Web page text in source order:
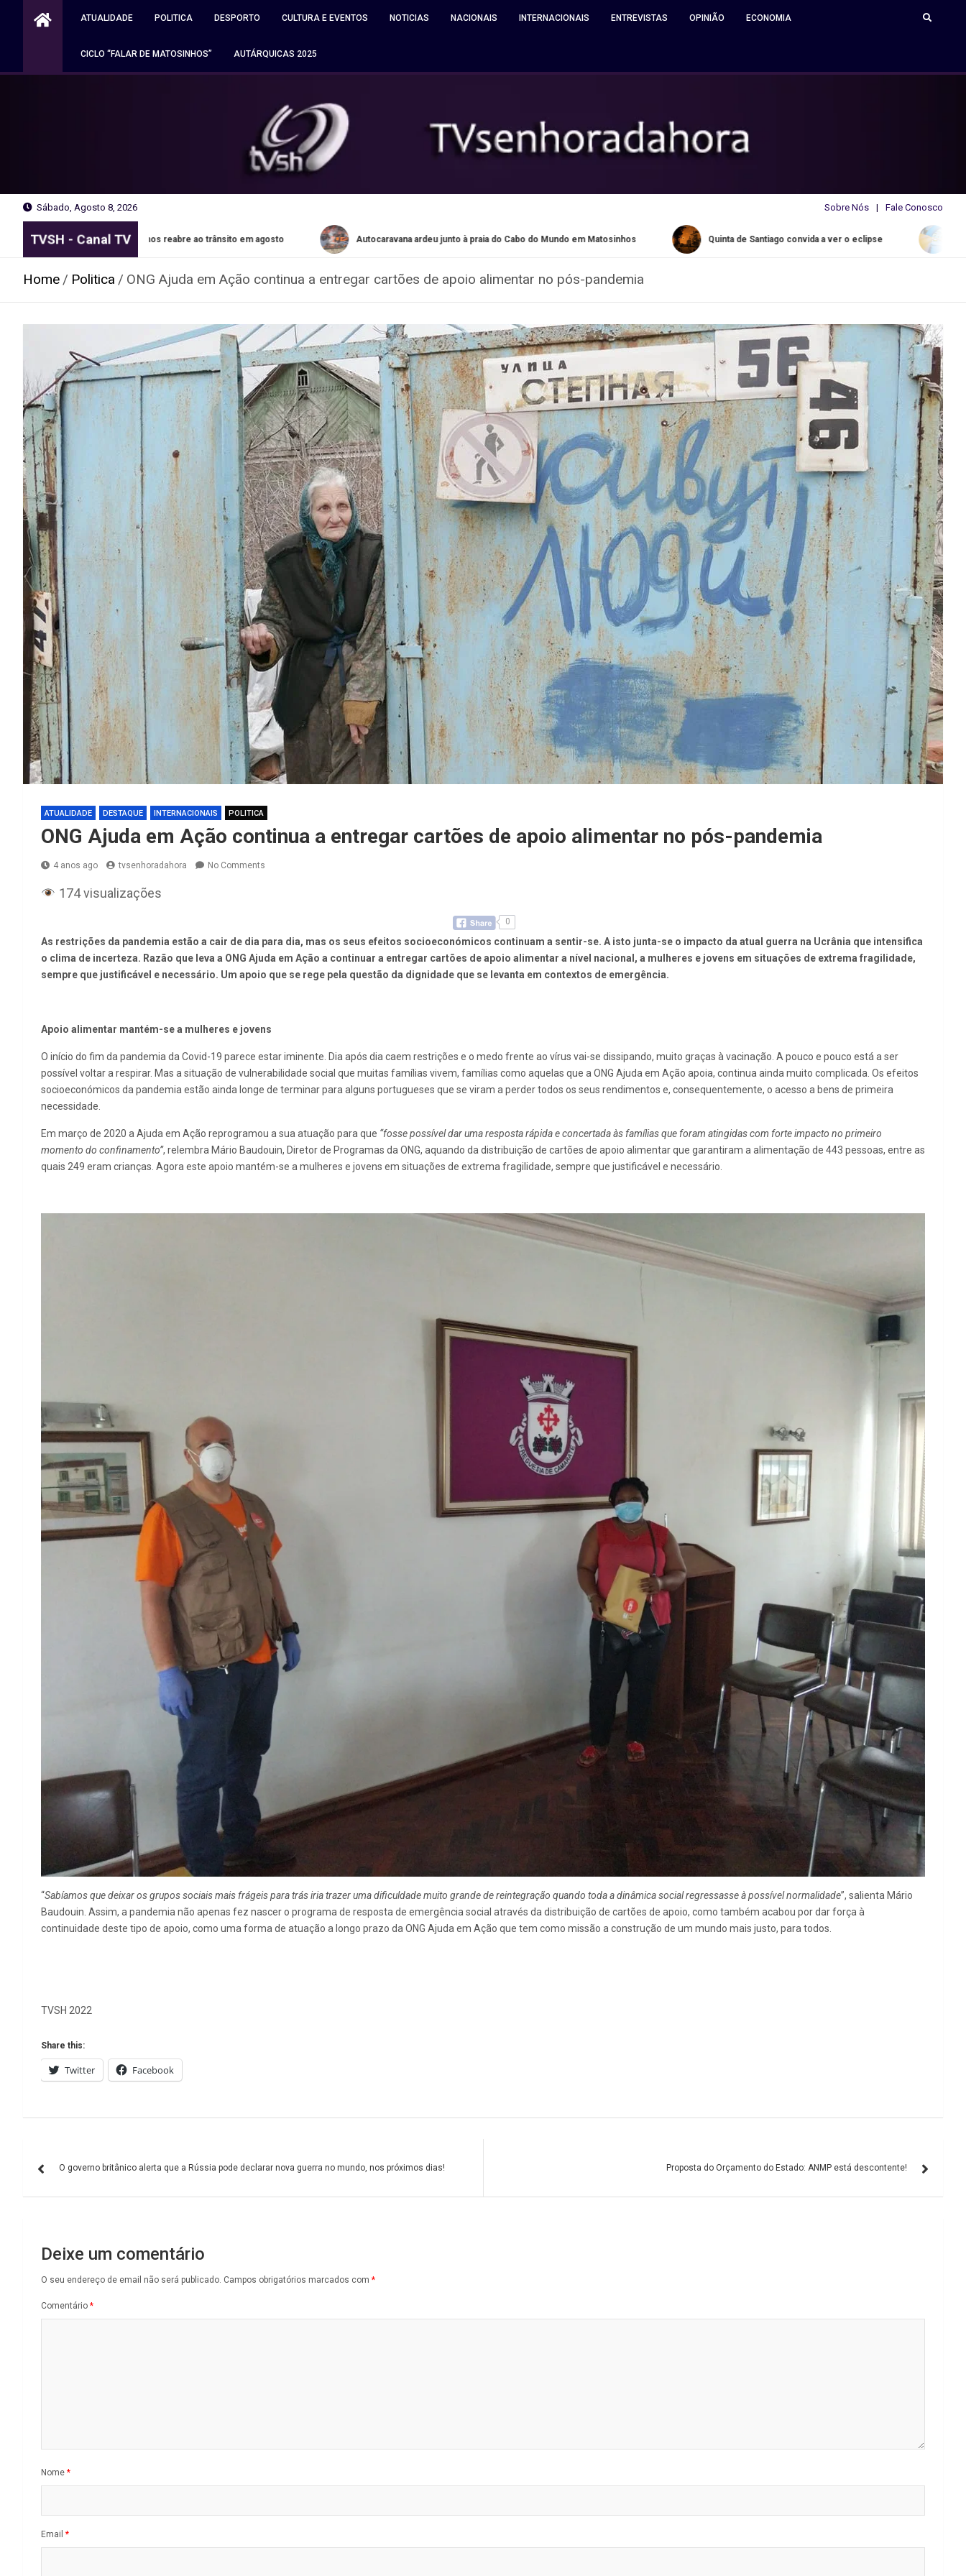
ATUALIDADE POLITICA DESPORTO CULTURA E EVENTOS NOTICIAS NACIONAIS INTERNACIONAIS ENTREVISTAS OPINIÃO ECONOMIA
CICLO “FALAR DE MATOSINHOS” AUTÁRQUICAS 2025
Sábado, Agosto 8, 2026 Sobre Nós Fale Conosco
TVSH - Canal TV
em Matosinhos reabre ao trânsito em agosto Autocaravana ardeu junto à praia do Cabo do Mundo em Matosinhos Quinta de Santiago convida a ver o eclipse Water Slide
Home Politica ONG Ajuda em Ação continua a entregar cartões de apoio alimentar no pós-pandemia
ATUALIDADE DESTAQUE INTERNACIONAIS POLITICA
ONG Ajuda em Ação continua a entregar cartões de apoio alimentar no pós-pandemia
4 anos ago tvsenhoradahora No Comments
174 visualizações
0
As restrições da pandemia estão a cair de dia para dia, mas os seus efeitos socioeconómicos continuam a sentir-se. A isto junta-se o impacto da atual guerra na Ucrânia que intensifica
o clima de incerteza. Razão que leva a ONG Ajuda em Ação a continuar a entregar cartões de apoio alimentar a nível nacional, a mulheres e jovens em situações de extrema fragilidade,
sempre que justificável e necessário. Um apoio que se rege pela questão da dignidade que se levanta em contextos de emergência.
Apoio alimentar mantém-se a mulheres e jovens
O início do fim da pandemia da Covid-19 parece estar iminente. Dia após dia caem restrições e o medo frente ao vírus vai-se dissipando, muito graças à vacinação. A pouco e pouco está a ser
possível voltar a respirar. Mas a situação de vulnerabilidade social que muitas famílias vivem, famílias como aquelas que a ONG Ajuda em Ação apoia, continua ainda muito complicada. Os efeitos
socioeconómicos da pandemia estão ainda longe de terminar para alguns portugueses que se viram a perder todos os seus rendimentos e, consequentemente, o acesso a bens de primeira
necessidade.
Em março de 2020 a Ajuda em Ação reprogramou a sua atuação para que “fosse possível dar uma resposta rápida e concertada às famílias que foram atingidas com forte impacto no primeiro
momento do confinamento”, relembra Mário Baudouin, Diretor de Programas da ONG, aquando da distribuição de cartões de apoio alimentar que garantiram a alimentação de 443 pessoas, entre as
quais 249 eram crianças. Agora este apoio mantém-se a mulheres e jovens em situações de extrema fragilidade, sempre que justificável e necessário.
“Sabíamos que deixar os grupos sociais mais frágeis para trás iria trazer uma dificuldade muito grande de reintegração quando toda a dinâmica social regressasse à possível normalidade”, salienta Mário
Baudouin. Assim, a pandemia não apenas fez nascer o programa de resposta de emergência social através da distribuição de cartões de apoio, como também acabou por dar força à
continuidade deste tipo de apoio, como uma forma de atuação a longo prazo da ONG Ajuda em Ação que tem como missão a construção de um mundo mais justo, para todos.
TVSH 2022
Share this:
Twitter Facebook
de
O governo britânico alerta que a Rússia pode declarar nova guerra no mundo, nos próximos dias! Proposta do Orçamento do Estado: ANMP está descontente!
Deixe um comentário
O seu endereço de email não será publicado. Campos obrigatórios marcados com *
Comentário *
Nome *
Email *